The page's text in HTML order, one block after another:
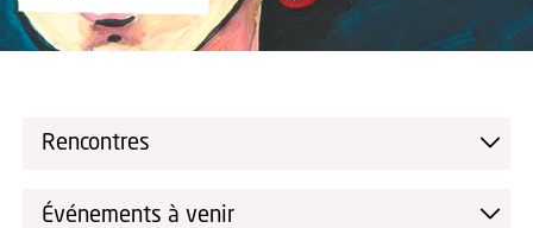
Rencontres
Événements à venir